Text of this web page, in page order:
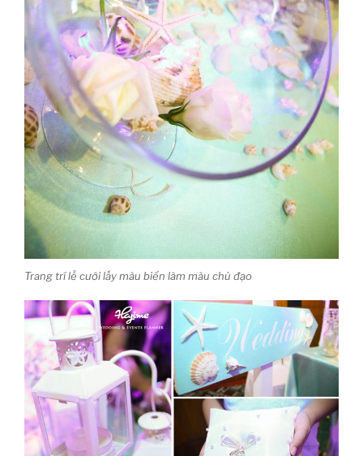
Trang trí lễ cưới lấy màu biển làm màu chủ đạo